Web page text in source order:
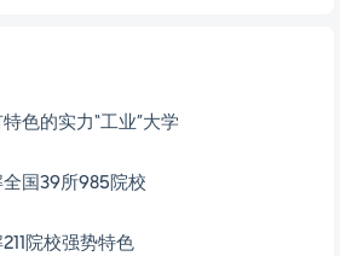
色的实力“工业”大学
国39所985院校
院校强势特色